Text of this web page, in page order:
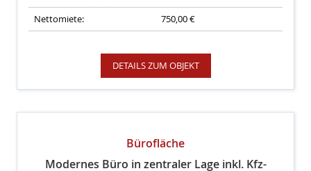
Nettomiete:
750,00 €
DETAILS ZUM OBJEKT
Bürofläche
Modernes Büro in zentraler Lage inkl. Kfz-